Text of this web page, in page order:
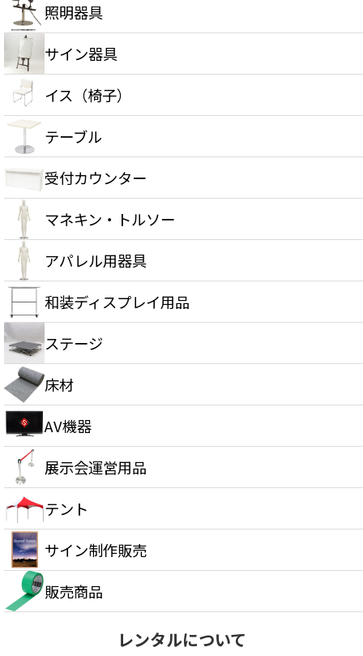
照明器具
サイン器具
イス（椅子）
テーブル
受付カウンター
マネキン・トルソー
アパレル用器具
和装ディスプレイ用品
ステージ
床材
AV機器
展示会運営用品
テント
サイン制作販売
販売商品
レンタルについて